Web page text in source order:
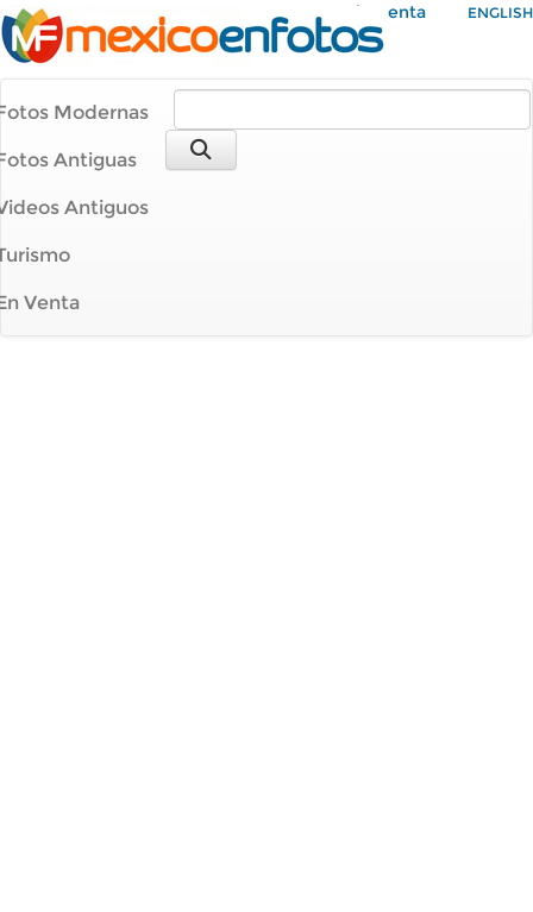
Mi Cuenta ENGLISH
Modernas
Antiguas
Antiguos
Venta